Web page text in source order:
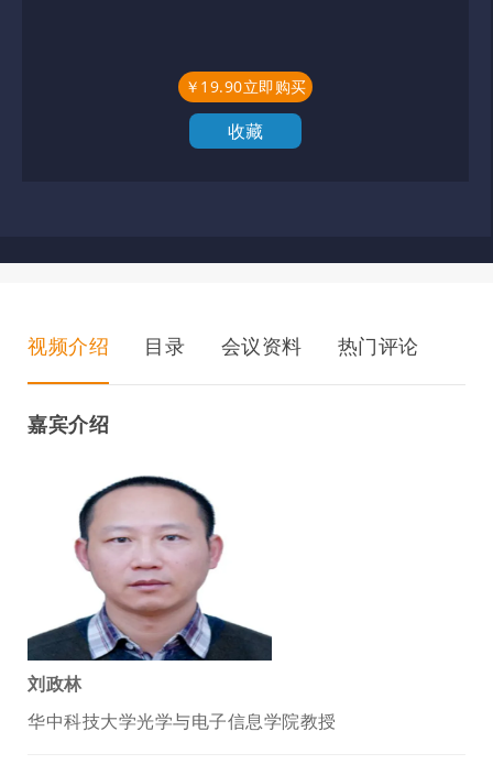
￥19.90立即购买
收藏
视频介绍 目录 会议资料 热门评论
嘉宾介绍
刘政林
华中科技大学光学与电子信息学院教授